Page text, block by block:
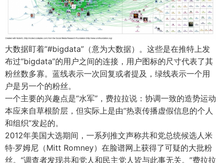
大数据盯着“#bigdata”（意为大数据）。这些是在推特上发
布过“bigdata”的用户之间的连接，用户图标的尺寸代表了其
粉丝数多寡。蓝线表示一次回复或者提及，绿线表示一个用
户是另一个的粉丝。
一个主要的兴趣点是“水军”，费拉拉说：协调一致的造势运动
本应来自草根阶层，但实际上是由“热衷传播虚假信息的个人
和组织”发起的。
2012年美国大选期间，一系列推文声称共和党总统候选人米
特·罗姆尼（Mitt Romney）在脸谱网上获得了可疑的大批粉
丝。“调查者发现共和党人和民主党人皆与此事无关。”费拉拉